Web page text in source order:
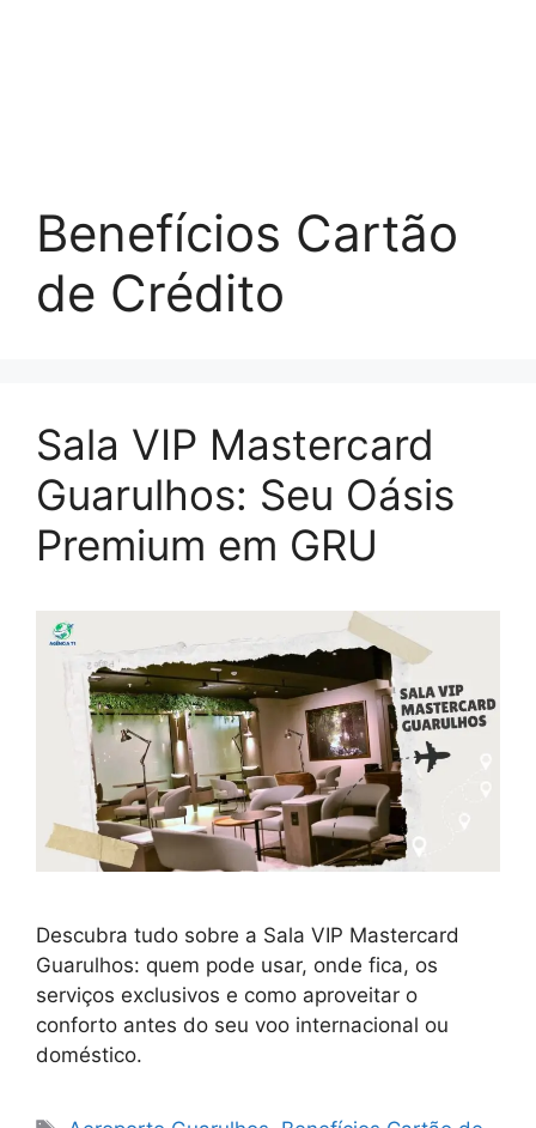
Benefícios Cartão
de Crédito
Sala VIP Mastercard
Guarulhos: Seu Oásis
Premium em GRU
Descubra tudo sobre a Sala VIP Mastercard
Guarulhos: quem pode usar, onde fica, os
serviços exclusivos e como aproveitar o
conforto antes do seu voo internacional ou
doméstico.